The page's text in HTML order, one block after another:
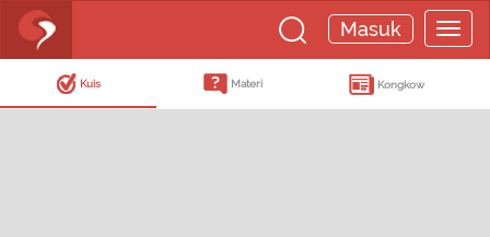
Masuk
Kuis Materi Kongkow